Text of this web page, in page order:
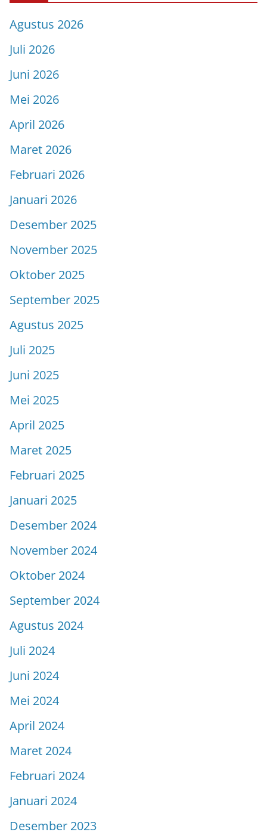
Agustus 2026
Juli 2026
Juni 2026
Mei 2026
April 2026
Maret 2026
Februari 2026
Januari 2026
Desember 2025
November 2025
Oktober 2025
September 2025
Agustus 2025
Juli 2025
Juni 2025
Mei 2025
April 2025
Maret 2025
Februari 2025
Januari 2025
Desember 2024
November 2024
Oktober 2024
September 2024
Agustus 2024
Juli 2024
Juni 2024
Mei 2024
April 2024
Maret 2024
Februari 2024
Januari 2024
Desember 2023